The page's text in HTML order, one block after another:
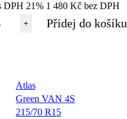
DPH 21% 1 480 Kč bez DPH
+ Přidej do košíku
Atlas
Green VAN 4S
215/70 R15